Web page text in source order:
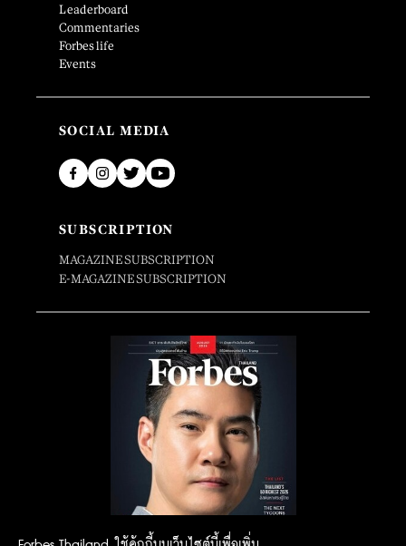
Leaderboard
Commentaries
Forbes life
Events
SOCIAL MEDIA
SUBSCRIPTION
MAGAZINE SUBSCRIPTION
E-MAGAZINE SUBSCRIPTION